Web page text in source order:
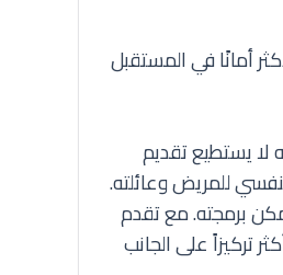
أمانًا في المستقبل
لا يستطيع تقديم
للمريض وعائلته.
برمجته. مع تقدم
تركيزاً على الجانب